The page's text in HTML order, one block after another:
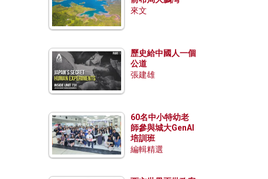
來文
歷史給中國人一個
公道
張建雄
60名中小特幼老
師參與城大GenAI
培訓班
編輯精選